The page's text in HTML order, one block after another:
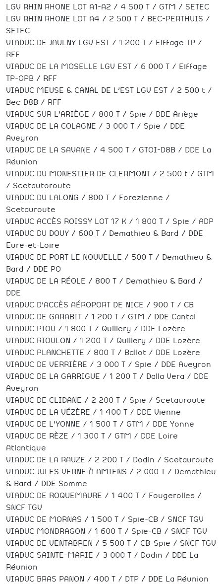
LGV RHIN RHONE LOT A1-A2 / 4 500 T / GTM / SETEC
LGV RHIN RHONE LOT A4 / 2 500 T / BEC-PERTHUIS /
SETEC
VIADUC DE JAULNY LGV EST / 1 200 T / Eiffage TP /
RFF
VIADUC DE LA MOSELLE LGV EST / 6 000 T / Eiffage
TP-OPB / RFF
VIADUC MEUSE & CANAL DE L’EST LGV EST / 2 500 t /
Bec D8B / RFF
VIADUC SUR L’ARIÈGE / 800 T / Spie / DDE Ariège
VIADUC DE LA COLAGNE / 3 000 T / Spie / DDE
Aveyron
VIADUC DE LA SAVANE / 4 500 T / GTOI-D8B / DDE La
Réunion
VIADUC DU MONESTIER DE CLERMONT / 2 500 t / GTM
/ Scetautoroute
VIADUC DU LALONG / 800 T / Forezienne /
Scetauroute
VIADUC ACCÈS ROISSY LOT 17 K / 1 800 T / Spie / ADP
VIADUC DU DOUY / 600 T / Demathieu & Bard / DDE
Eure-et-Loire
VIADUC DE PORT LE NOUVELLE / 500 T / Demathieu &
Bard / DDE PO
VIADUC DE LA RÉOLE / 800 T / Demathieu & Bard /
DDE
VIADUC D’ACCÈS AÉROPORT DE NICE / 900 T / CB
VIADUC DE GARABIT / 1 200 T / GTM / DDE Cantal
VIADUC PIOU / 1 800 T / Quillery / DDE Lozère
VIADUC RIOULON / 1 200 T / Quillery / DDE Lozère
VIADUC PLANCHETTE / 800 T / Ballot / DDE Lozère
VIADUC DE VERRIÈRE / 3 000 T / Spie / DDE Aveyron
VIADUC DE LA GARRIGUE / 1 200 T / Dalla Vera / DDE
Aveyron
VIADUC DE CLIDANE / 2 200 T / Spie / Scetauroute
VIADUC DE LA VÉZÈRE / 1 400 T / DDE Vienne
VIADUC DE L’YONNE / 1 500 T / GTM / DDE Yonne
VIADUC DE RÈZE / 1 300 T / GTM / DDE Loire
Atlantique
VIADUC DE LA RAUZE / 2 200 T / Dodin / Scetauroute
VIADUC JULES VERNE À AMIENS / 2 000 T / Demathieu
& Bard / DDE Somme
VIADUC DE ROQUEMAURE / 1 400 T / Fougerolles /
SNCF TGV
VIADUC DE MORNAS / 1 500 T / Spie-CB / SNCF TGV
VIADUC MONDRAGON / 1 600 T / Spie-CB / SNCF TGV
VIADUC DE VENTABREN / 5 500 T / CB-Spie / SNCF TGV
VIADUC SAINTE-MARIE / 3 000 T / Dodin / DDE La
Réunion
VIADUC BRAS PANON / 400 T / DTP / DDE La Réunion